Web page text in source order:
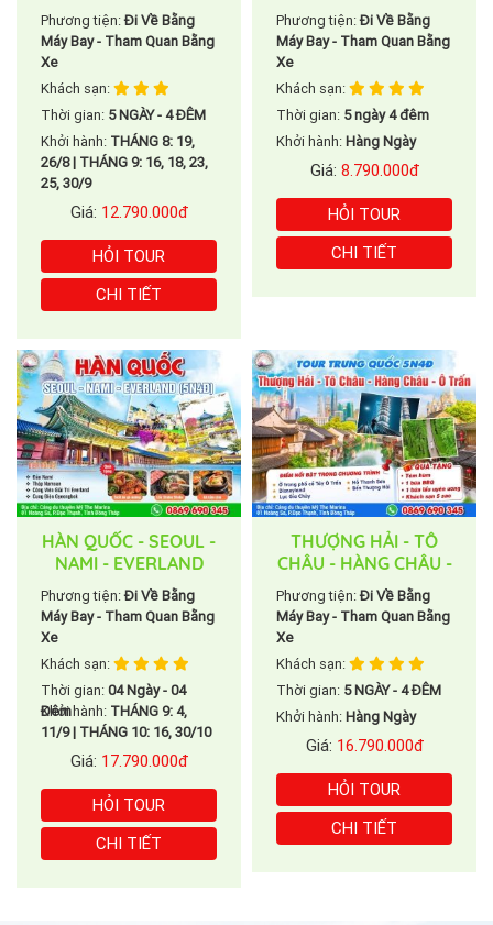
Phương tiện:Đi Về Bằng
Máy Bay - Tham Quan Bằng
Xe
Khách sạn:
Thời gian: 5 NGÀY - 4 ĐÊM
Khởi hành: THÁNG 8: 19,
26/8 | THÁNG 9: 16, 18, 23,
25, 30/9
Giá: 12.790.000đ
HỎI TOUR
CHI TIẾT
Phương tiện:Đi Về Bằng
Máy Bay - Tham Quan Bằng
Xe
Khách sạn:
Thời gian: 5 ngày 4 đêm
Khởi hành: Hàng Ngày
Giá: 8.790.000đ
HỎI TOUR
CHI TIẾT
HÀN QUỐC - SEOUL -
NAMI - EVERLAND
Phương tiện:Đi Về Bằng
Máy Bay - Tham Quan Bằng
Xe
Khách sạn:
Thời gian: 04 Ngày - 04
Đêm
Khởi hành: THÁNG 9: 4,
11/9 | THÁNG 10: 16, 30/10
Giá: 17.790.000đ
HỎI TOUR
CHI TIẾT
THƯỢNG HẢI - TÔ
CHÂU - HÀNG CHÂU -
Ô TRẤN
Phương tiện:Đi Về Bằng
Máy Bay - Tham Quan Bằng
Xe
Khách sạn:
Thời gian: 5 NGÀY - 4 ĐÊM
Khởi hành: Hàng Ngày
Giá: 16.790.000đ
HỎI TOUR
CHI TIẾT
KINH NGHIỆM TRONG LĨNH
VỰC DU LỊCH
Với 18 năm kinh nghiệm hoạt động trong ngành